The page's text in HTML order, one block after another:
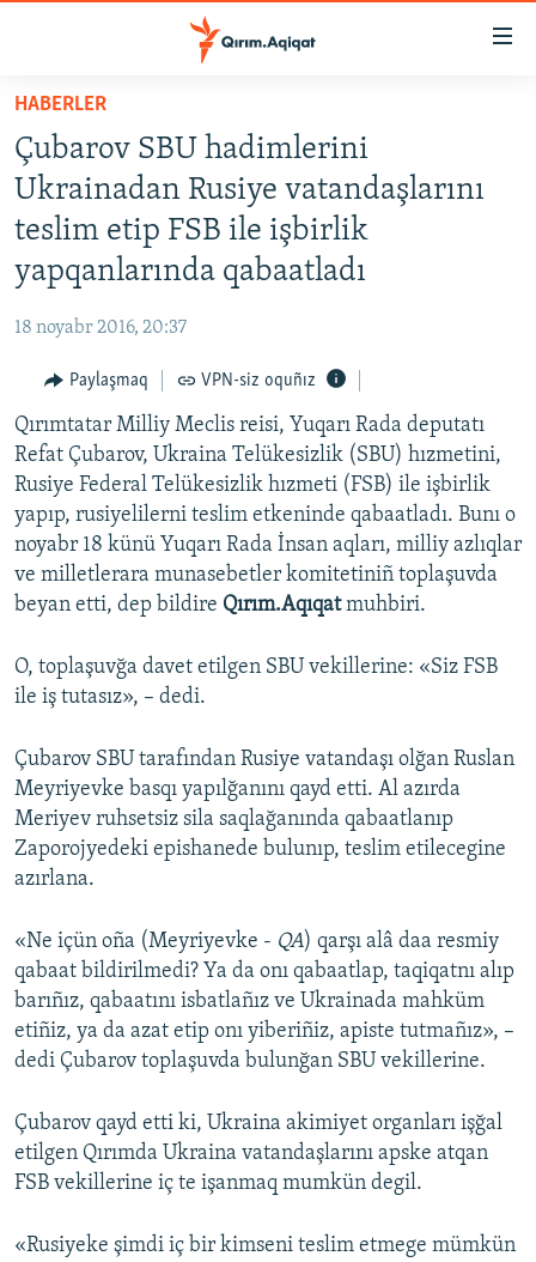
Esas
qaytmaq
Baş
navigatsiyağa
qaytmaq
Qıdıruvğa
HABERLER
SİYASET
İQTİSADİYAT
İNSAN AQLARI
VİDEO
SÜRET
BLOGLAR
FİKİR
Русский
Українською
QOŞULIÑIZ!
RFE/RS bütün saytları
HABERLER
Çubarov SBU hadimlerini
Ukrainadan Rusiye vatandaşlarını
teslim etip FSB ile işbirlik
yapqanlarında qabaatladı
18 noyabr 2016, 20:37
Paylaşmaq VPN-siz oquñız
Qırımtatar Milliy Meclis reisi, Yuqarı Rada deputatı
Refat Çubarov, Ukraina Telükesizlik (SBU) hızmetini,
Rusiye Federal Telükesizlik hızmeti (FSB) ile işbirlik
yapıp, rusiyelilerni teslim etkeninde qabaatladı. Bunı o
noyabr 18 künü Yuqarı Rada İnsan aqları, milliy azlıqlar
ve milletlerara munasebetler komitetiniñ toplaşuvda
beyan etti, dep bildire Qırım.Aqıqatmuhbiri.
O, toplaşuvğa davet etilgen SBU vekillerine: «Siz FSB
ile iş tutasız», – dedi.
Çubarov SBU tarafından Rusiye vatandaşı olğan Ruslan
Meyriyevke basqı yapılğanını qayd etti. Al azırda
Meriyev ruhsetsiz sila saqlağanında qabaatlanıp
Zaporojyedeki epishanede bulunıp, teslim etilecegine
azırlana.
«Ne içün oña (Meyriyevke - QA) qarşı alâ daa resmiy
qabaat bildirilmedi? Ya da onı qabaatlap, taqiqatnı alıp
barıñız, qabaatını isbatlañız ve Ukrainada mahküm
etiñiz, ya da azat etip onı yiberiñiz, apiste tutmañız», –
dedi Çubarov toplaşuvda bulunğan SBU vekillerine.
Çubarov qayd etti ki, Ukraina akimiyet organları işğal
etilgen Qırımda Ukraina vatandaşlarını apske atqan
FSB vekillerine iç te işanmaq mumkün degil.
«Rusiyeke şimdi iç bir kimseni teslim etmege mümkün